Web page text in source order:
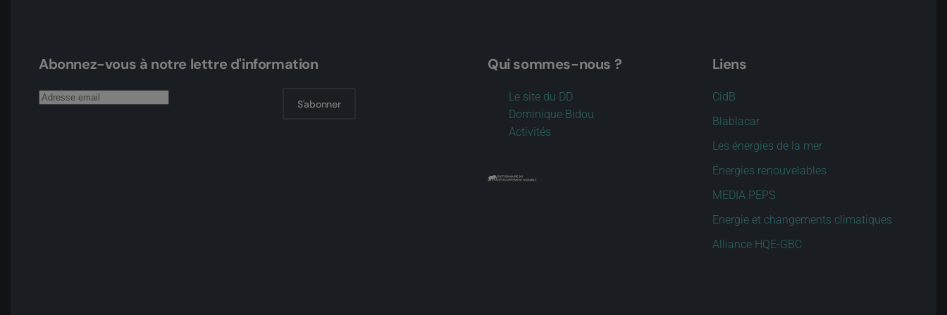
Abonnez-vous à notre lettre d'information
S'abonner
Qui sommes-nous ?
Le site du DD
Dominique Bidou
Activités
Liens
CidB
Blablacar
Les énergies de la mer
Énergies renouvelables
MEDIA PEPS
Energie et changements climatiques
Alliance HQE-GBC